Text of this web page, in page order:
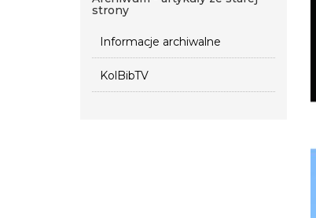
strony
Informacje archiwalne
KolBibTV